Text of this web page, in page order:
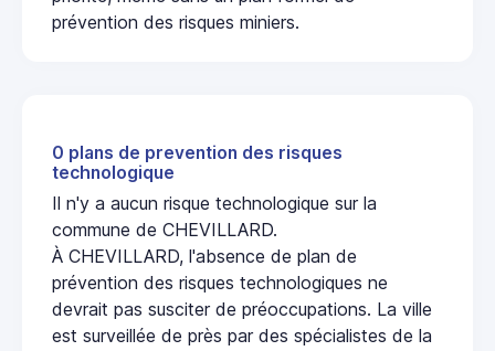
prévention des risques miniers.
0 plans de prevention des risques
technologique
Il n'y a aucun risque technologique sur la
commune de CHEVILLARD.
À CHEVILLARD, l'absence de plan de
prévention des risques technologiques ne
devrait pas susciter de préoccupations. La ville
est surveillée de près par des spécialistes de la